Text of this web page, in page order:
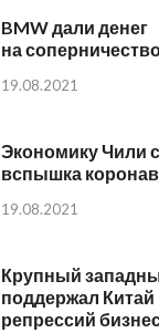
BMW дали денег
на
19.08.2021
Экономику Чили
вспышка
19.08.2021
Крупный
поддержал
репрессий